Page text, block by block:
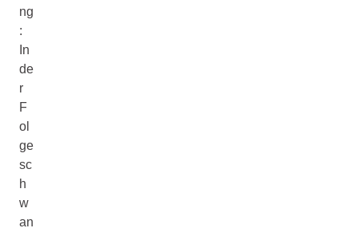
ng
:
In
de
r
F
ol
ge
sc
h
w
an